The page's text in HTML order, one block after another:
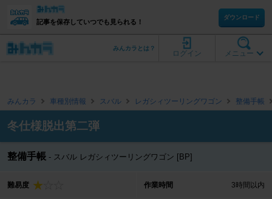
記事を保存していつでも見られる！
ダウンロード
メニュー
ログイン
みんカラとは？
みんカラ 車種別情報 スバル レガシィツーリングワゴン 整備手帳
冬仕様脱出第二弾
整備手帳 スバル レガシィツーリングワゴン [BP]
難易度 作業時間 3時間以内